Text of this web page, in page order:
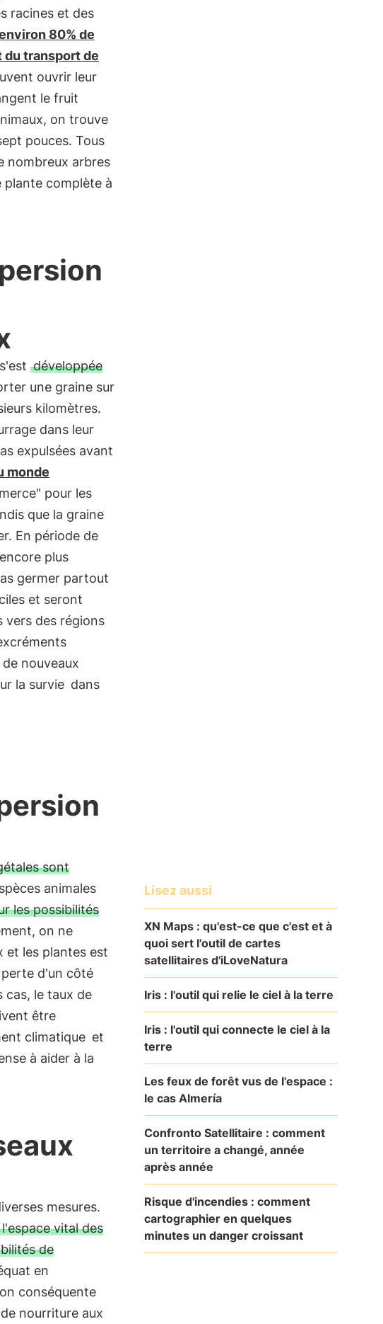
racines et des
80% de
transport de
ouvrir leur
le fruit
on trouve
pouces. Tous
nombreux arbres
plante complète à
développée
une graine sur
kilomètres.
dans leur
expulsées avant
monde
pour les
que la graine
En période de
plus
germer partout
et seront
vers des régions
nouveaux
la survie dans
sont
animales
les possibilités
on ne
et les plantes est
perte d'un côté
cas, le taux de
être
climatique et
à aider à la
mesures.
vital des
de
en
conséquente
nourriture aux
Lisez aussi
XN Maps : qu'est-ce que c'est et à
quoi sert l'outil de cartes
satellitaires d'iLoveNatura
Iris : l'outil qui relie le ciel à la terre
Iris : l'outil qui connecte le ciel à la
terre
Les feux de forêt vus de l'espace :
le cas Almería
Confronto Satellitaire : comment
un territoire a changé, année
après année
Risque d'incendies : comment
cartographier en quelques
minutes un danger croissant